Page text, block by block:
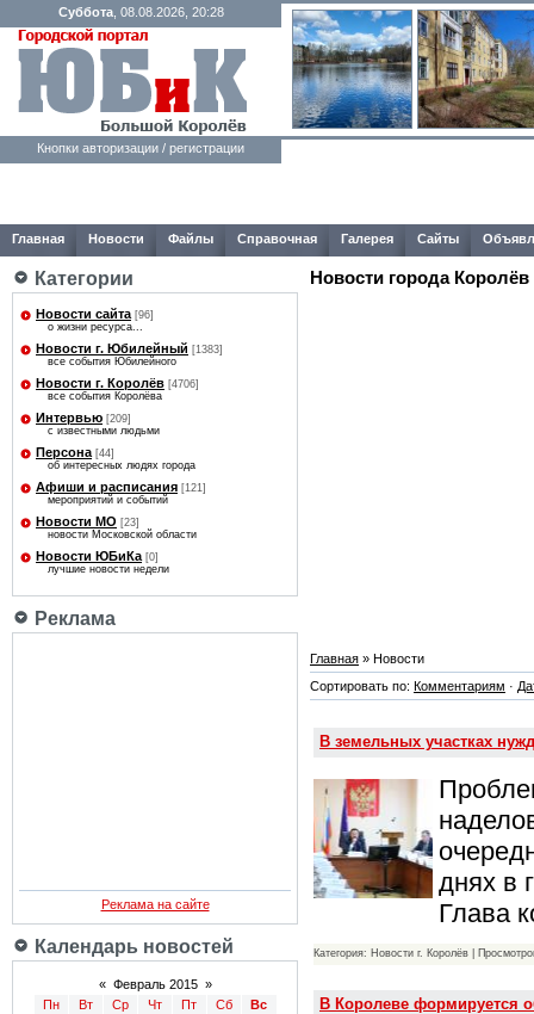
Суббота, 08.08.2026, 20:28
Кнопки авторизации / регистрации
Главная Новости Файлы Справочная Галерея Сайты
Категории
Новости сайта [96]
о жизни ресурса...
Новости г. Юбилейный [1383]
все события Юбилейного
Новости г. Королёв [4706]
все события Королёва
Интервью [209]
с известными людьми
Персона [44]
об интересных людях города
Афиши и расписания [121]
мероприятий и событий
Новости МО [23]
новости Московской области
Новости ЮБиКа [0]
лучшие новости недели
Реклама
Реклама на сайте
Календарь новостей
« Февраль 2015 »
Пн
Вт Ср Чт Пт Сб
Вс
Новости города Королёв
Главная » Новости
Сортировать по: Комментариям ·
В земельных участках
днях в
Глава
Категория: Новости г. Королёв |
В Королеве формируется